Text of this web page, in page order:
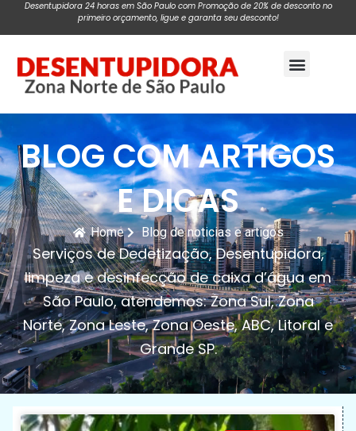
Desentupidora 24 horas em São Paulo com Promoção de 20% de desconto no
primeiro orçamento, ligue e garanta seu desconto!
BLOG COM ARTIGOS
E DICAS
Home Blog de noticias e artigos
Serviços de Dedetização, Desentupidora,
limpeza e desinfecção de caixa d’água em
São Paulo, atendemos: Zona Sul, Zona
Norte, Zona Leste, Zona Oeste, ABC, Litoral e
Grande SP.